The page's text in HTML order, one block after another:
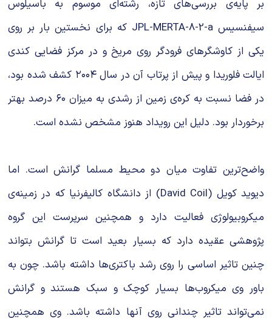
بر پایه‌ی بررسی‌های تازه، رشته‌ای موسوم به باسیلوس
سیفنسیس JPL-MERTA-8-2-a که برای نخستین بار بر روی
یکی از کاوشگرهای فرودگر روی مریخ و در مرکز فضایی کندی
ایالت فلوریدا و پیش از پرتاب آن در سال ۲۰۰۴ کشف شده بود،
در فضا نسبت به کره‌ی زمین از رشدی به میزان ۶۰ درصد بهتر
برخوردار بود. دلیل این رویداد هنوز مشخص نشده است.
واضح‌ترین تفاوت میان دو محیط مسلما گرانش است. اما
دیوید کویل (David Coil) از دانشگاه کالیفرنیا که در زمینه‌ی
میکروبیولوژی فعالیت دارد و همچنین سرپرست این گروه
پژوهشی عقیده دارد که بسیار بعید است تا گرانش بتواند
چنین تاثیر اساسی را روی رشد باکتری‌ها داشته باشد. چون به
باور وی میکروب‌ها بسیار کوچک و سبک هستند و گرانش
نمی‌تواند تاثیر چندانی روی آنها داشته باشد. وی همچنین